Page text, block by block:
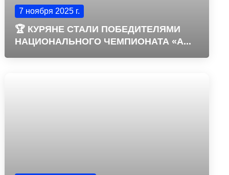
7 ноября 2025 г.
🏆 КУРЯНЕ СТАЛИ ПОБЕДИТЕЛЯМИ
НАЦИОНАЛЬНОГО ЧЕМПИОНАТА «А...